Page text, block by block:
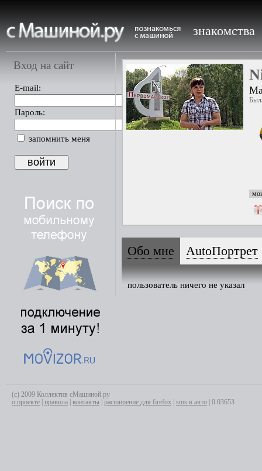
знакомства
Вход на сайт
E-mail:
Пароль:
запомнить меня
Обо мне AutoПортрет
пользователь ничего не указал
(с) 2009 Коллектив сМашиной.ру
о проекте
правила контакты расширение для firefox sms в авто | 0.03653